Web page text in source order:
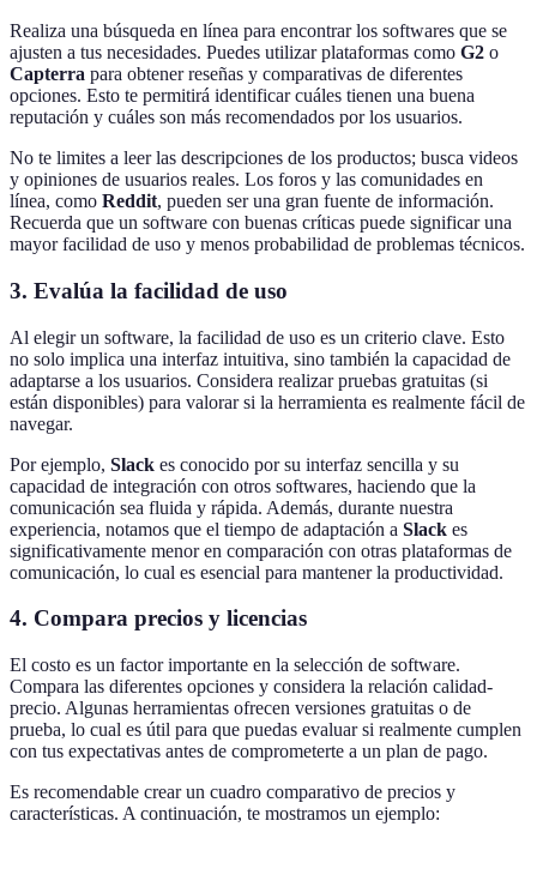
Realiza una búsqueda en línea para encontrar los softwares que se
ajusten a tus necesidades. Puedes utilizar plataformas como G2 o
Capterra para obtener reseñas y comparativas de diferentes
opciones. Esto te permitirá identificar cuáles tienen una buena
reputación y cuáles son más recomendados por los usuarios.
No te limites a leer las descripciones de los productos; busca videos
y opiniones de usuarios reales. Los foros y las comunidades en
línea, como Reddit, pueden ser una gran fuente de información.
Recuerda que un software con buenas críticas puede significar una
mayor facilidad de uso y menos probabilidad de problemas técnicos.
3. Evalúa la facilidad de uso
Al elegir un software, la facilidad de uso es un criterio clave. Esto
no solo implica una interfaz intuitiva, sino también la capacidad de
adaptarse a los usuarios. Considera realizar pruebas gratuitas (si
están disponibles) para valorar si la herramienta es realmente fácil de
navegar.
Por ejemplo, Slack es conocido por su interfaz sencilla y su
capacidad de integración con otros softwares, haciendo que la
comunicación sea fluida y rápida. Además, durante nuestra
experiencia, notamos que el tiempo de adaptación a Slack es
significativamente menor en comparación con otras plataformas de
comunicación, lo cual es esencial para mantener la productividad.
4. Compara precios y licencias
El costo es un factor importante en la selección de software.
Compara las diferentes opciones y considera la relación calidad-
precio. Algunas herramientas ofrecen versiones gratuitas o de
prueba, lo cual es útil para que puedas evaluar si realmente cumplen
con tus expectativas antes de comprometerte a un plan de pago.
Es recomendable crear un cuadro comparativo de precios y
características. A continuación, te mostramos un ejemplo: